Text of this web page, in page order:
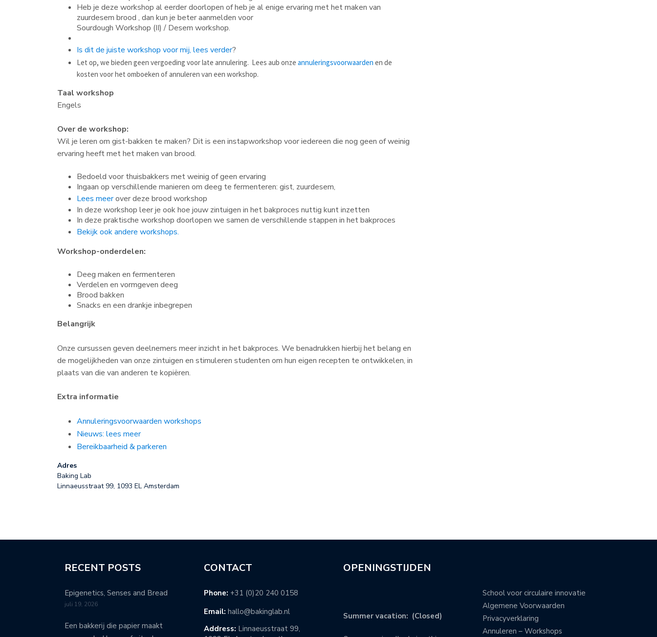
Heb je deze workshop al eerder doorlopen of heb je al enige ervaring met het maken van
zuurdesem brood , dan kun je beter aanmelden voor
Sourdough Workshop (II) / Desem workshop.
Is dit de juiste workshop voor mij, lees verder?
Let op, we bieden geen vergoeding voor late annulering. Lees aub onze annuleringsvoorwaarden en de
kosten voor het omboeken of annuleren van een workshop.
Taal workshop
Engels
Over de workshop:
Wil je leren om gist-bakken te maken? Dit is een instapworkshop voor iedereen die nog geen of weinig
ervaring heeft met het maken van brood.
Bedoeld voor thuisbakkers met weinig of geen ervaring
Ingaan op verschillende manieren om deeg te fermenteren: gist, zuurdesem,
Lees meerover deze brood workshop
In deze workshop leer je ook hoe jouw zintuigen in het bakproces nuttig kunt inzetten
In deze praktische workshop doorlopen we samen de verschillende stappen in het bakproces
Bekijk ook andere workshops.
Workshop-onderdelen:
Deeg maken en fermenteren
Verdelen en vormgeven deeg
Brood bakken
Snacks en een drankje inbegrepen
Belangrijk
Onze cursussen geven deelnemers meer inzicht in het bakproces. We benadrukken hierbij het belang en
de mogelijkheden van onze zintuigen en stimuleren studenten om hun eigen recepten te ontwikkelen, in
plaats van die van anderen te kopiëren.
Extra informatie
Annuleringsvoorwaarden workshops
Nieuws: lees meer
Bereikbaarheid & parkeren
Adres
Baking Lab
Linnaeusstraat 99, 1093 EL Amsterdam
RECENT POSTS
Epigenetics, Senses and Bread
juli 19, 2026
Een bakkerij die papier maakt
CONTACT
Phone: +31 (0)20 240 0158
Email: hallo@bakinglab.nl
Address: Linnaeusstraat 99,
OPENINGSTIJDEN
Summer vacation: (Closed)
School voor circulaire innovatie
Algemene Voorwaarden
Privacyverklaring
Annuleren – Workshops